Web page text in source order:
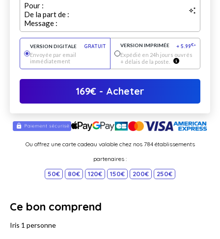
Pour :
De la part de :
Message :
VERSION DIGITALE
GRATUIT
Envoyée par email
immédiatement
VERSION IMPRIMÉE + 5.99€*
Expédié en 24h jours ouvrés
+ délais de la poste.
169€ - Acheter
Ou offrez une carte cadeau valable chez nos 784 établissements
partenaires :
50€ 80€ 120€ 150€ 200€ 250€
Ce bon comprend
Iris 1 personne